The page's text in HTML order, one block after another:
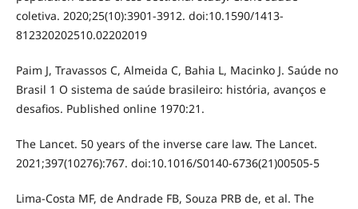
coletiva. 2020;25(10):3901-3912. doi:10.1590/1413-
812320202510.02202019
Paim J, Travassos C, Almeida C, Bahia L, Macinko J. Saúde no
Brasil 1 O sistema de saúde brasileiro: história, avanços e
desafios. Published online 1970:21.
The Lancet. 50 years of the inverse care law. The Lancet.
2021;397(10276):767. doi:10.1016/S0140-6736(21)00505-5
Lima-Costa MF, de Andrade FB, Souza PRB de, et al. The